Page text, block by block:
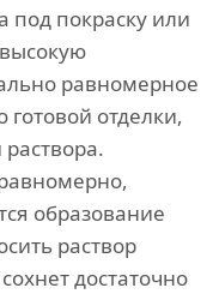
под покраску или
равномерное
готовой отделки,
образование
раствор
достаточно